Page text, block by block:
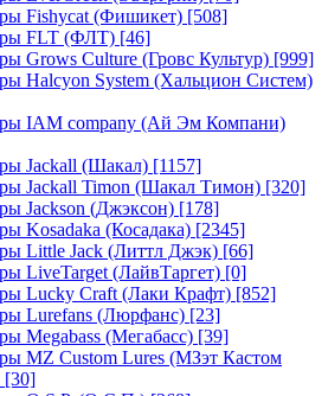
Fishycat (Фишикет) [508]
FLT (ФЛТ) [46]
Grows Culture (Гровс Культур) [999]
Halcyon System (Хальцион Систем)
IAM company (Ай Эм Компани)
Jackall (Шакал) [1157]
Jackall Timon (Шакал Тимон) [320]
Jackson (Джэксон) [178]
Kosadaka (Косадака) [2345]
Little Jack (Литтл Джэк) [66]
LiveTarget (ЛайвТаргет) [0]
Lucky Craft (Лаки Крафт) [852]
Lurefans (Люрфанс) [23]
Megabass (Мегабасс) [39]
MZ Custom Lures (МЗэт Кастом
[30]